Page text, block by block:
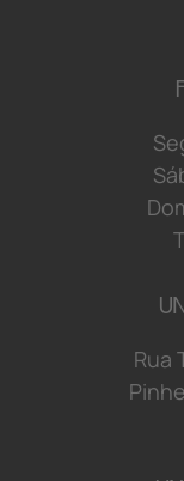
Se
Sá
Do
Rua
Pinhe